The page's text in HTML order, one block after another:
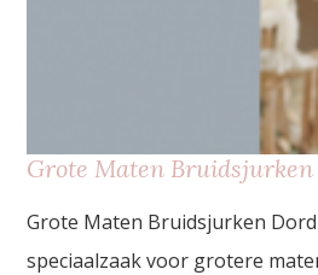
Grote Maten
Grote Maten Bruidsjurken
speciaalzaak voor grotere